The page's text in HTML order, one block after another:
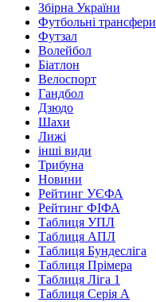
Збірна України
Футбольні трансфери
Футзал
Волейбол
Біатлон
Велоспорт
Гандбол
Дзюдо
Шахи
Лижі
інші види
Трибуна
Новини
Рейтинг УЄФА
Рейтинг ФІФА
Таблиця УПЛ
Таблиця АПЛ
Таблиця Бундесліга
Таблиця Прімера
Таблиця Ліга 1
Таблиця Серія А